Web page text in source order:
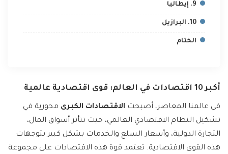
9. إيطاليا
10. البرازيل
الختام
أكبر 10 اقتصادات في العالم: قوى اقتصادية عالمية
في عالمنا المعاصر، أصبحت الاقتصادات الكبرى محورية في
تشكيل النظام الاقتصادي العالمي، حيث تتأثر أسواق المال،
التجارة الدولية، وأسعار السلع والخدمات بشكل كبير بتوجهات
هذه القوى الاقتصادية. تعتمد قوة هذه الاقتصادات على مجموعة